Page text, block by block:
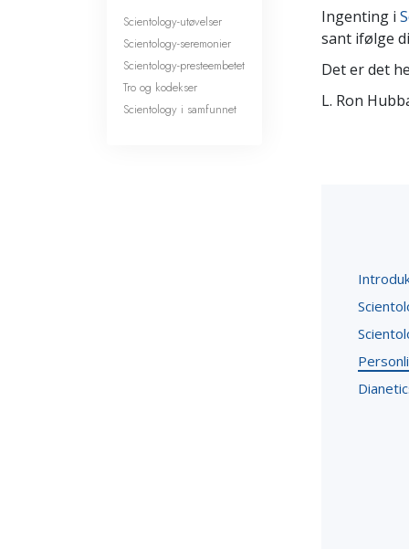
Ingenting i
sant ifølge
Det er det
L. Ron
Scientology-utøvelser
Scientology-seremonier
Scientology-presteembetet
Tro og kodekser
Scientology i samfunnet